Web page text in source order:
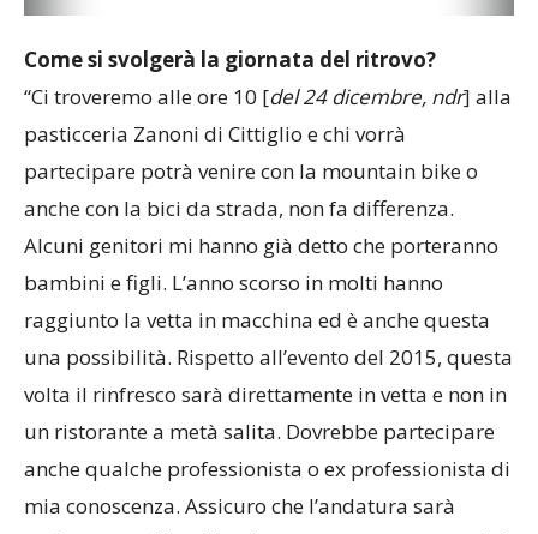
Come si svolgerà la giornata del ritrovo?
“Ci troveremo alle ore 10 [del 24 dicembre, ndr
pasticceria Zanoni di Cittiglio e chi vorrà
partecipare potrà venire con la mountain bike o
anche con la bici da strada, non fa differenza.
Alcuni genitori mi hanno già detto che porteranno
bambini e figli. L’anno scorso in molti hanno
raggiunto la vetta in macchina ed è anche questa
una possibilità. Rispetto all’evento del 2015, questa
volta il rinfresco sarà direttamente in vetta e non in
un ristorante a metà salita. Dovrebbe partecipare
anche qualche professionista o ex professionista di